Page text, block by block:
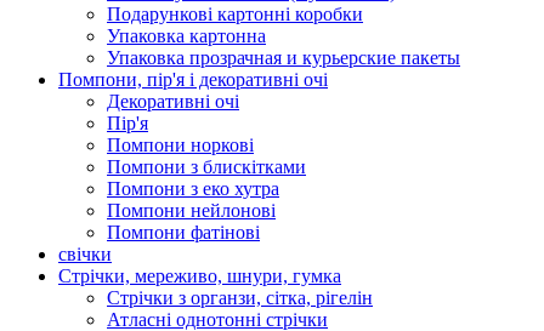
Подарункові картонні коробки
Упаковка картонна
Упаковка прозрачная и курьерские пакеты
Помпони, пір'я і декоративні очі
Декоративні очі
Пір'я
Помпони норкові
Помпони з блискітками
Помпони з еко хутра
Помпони нейлонові
Помпони фатінові
свічки
Стрічки, мереживо, шнури, гумка
Стрічки з органзи, сітка, рігелін
Атласні однотонні стрічки